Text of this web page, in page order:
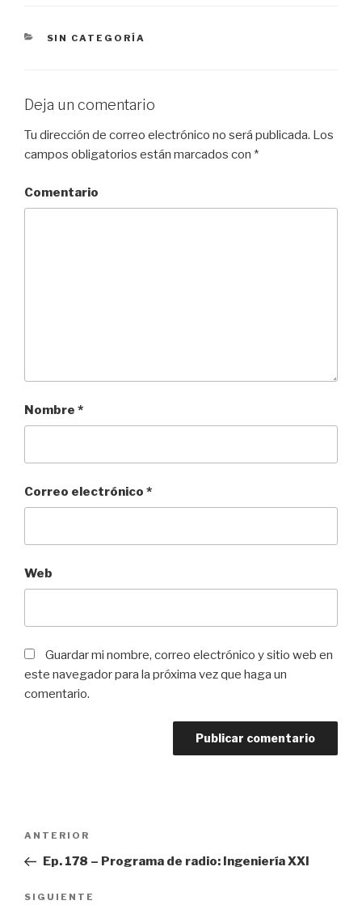
CATEGORÍAS
SIN CATEGORÍA
Deja un comentario
Tu dirección de correo electrónico no será publicada. Los
campos obligatorios están marcados con *
Comentario
Nombre *
Correo electrónico *
Web
Guardar mi nombre, correo electrónico y sitio web en
este navegador para la próxima vez que haga un
comentario.
Navegación
entradas
Entrada
anterior:
ANTERIOR
Ep. 178 – Programa de radio: Ingeniería XXI
Siguiente
SIGUIENTE